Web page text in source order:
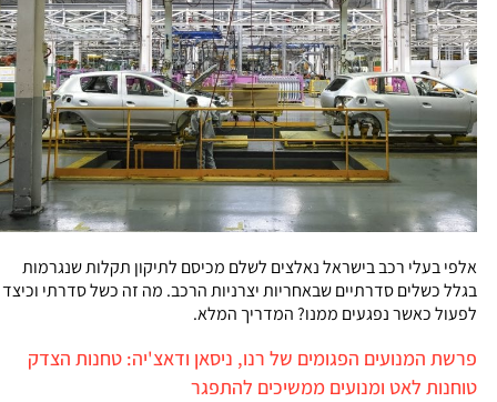
אלפי בעלי רכב בישראל נאלצים לשלם מכיסם לתיקון תקלות שנגרמות
בגלל כשלים סדרתיים שבאחריות יצרניות הרכב. מה זה כשל סדרתי וכיצד
לפעול כאשר נפגעים ממנו? המדריך המלא.
פרשת המנועים הפגומים של רנו, ניסאן ודאצ'יה: טחנות הצדק
טוחנות לאט ומנועים ממשיכים להתפגר